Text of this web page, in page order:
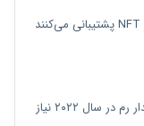
گوشی‌های اندرویدی چه مقدار رم در سال ۲۰۲۲ نیاز